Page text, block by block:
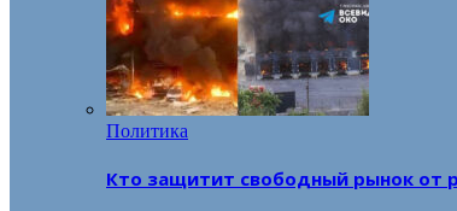
Политика
Кто защитит свободный рынок от